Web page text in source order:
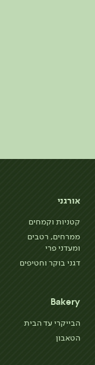
אורגני
קטניות וקמחים
ממרחים, רטבים
ומעדני פרי
דגני בוקר וחטיפים
Bakery
הבייקרי עד הבית
הטאבון